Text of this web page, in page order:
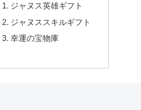
ジャヌス英雄ギフト
ジャヌススキルギフト
幸運の宝物庫